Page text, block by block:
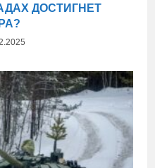
ДОСТИГНЕТ